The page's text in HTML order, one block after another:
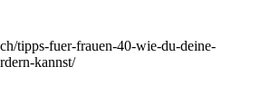
tipps-fuer-frauen-40-wie-du-deine-
kannst/